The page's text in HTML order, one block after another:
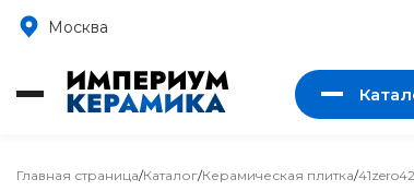
Москва
Главная страница/Каталог/Керамическая плитка/41zero42